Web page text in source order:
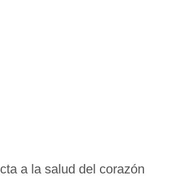
a la salud del corazón